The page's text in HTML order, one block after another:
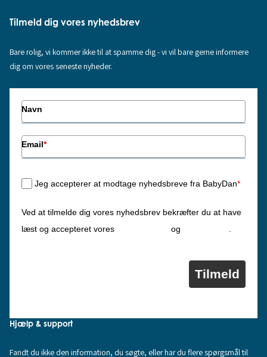
Tilmeld dig vores nyhedsbrev
Bare rolig, vi kommer ikke til at spamme dig - vi vil bare gerne informere
dig om vores seneste nyheder.
Navn
Email*
Jeg accepterer at modtage nyhedsbreve fra BabyDan*
Ved at tilmelde dig vores nyhedsbrev bekræfter du at have
læst og accepteret vores
og
Tilmeld
Hjælp & support
Fandt du ikke den information, du søgte, eller har du flere spørgsmål til